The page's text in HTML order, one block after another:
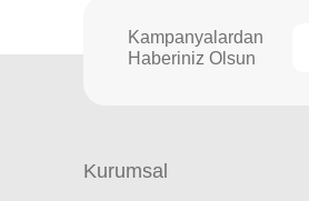
Kampanyalardan
Haberiniz Olsun
Kurumsal